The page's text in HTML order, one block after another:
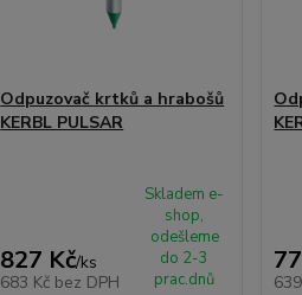
Odpuzovač krtků a hrabošů
KERBL PULSAR
827 Kč/ks
683 Kč bez DPH
Skladem e-
shop,
odešleme
do 2-3
prac.dnů